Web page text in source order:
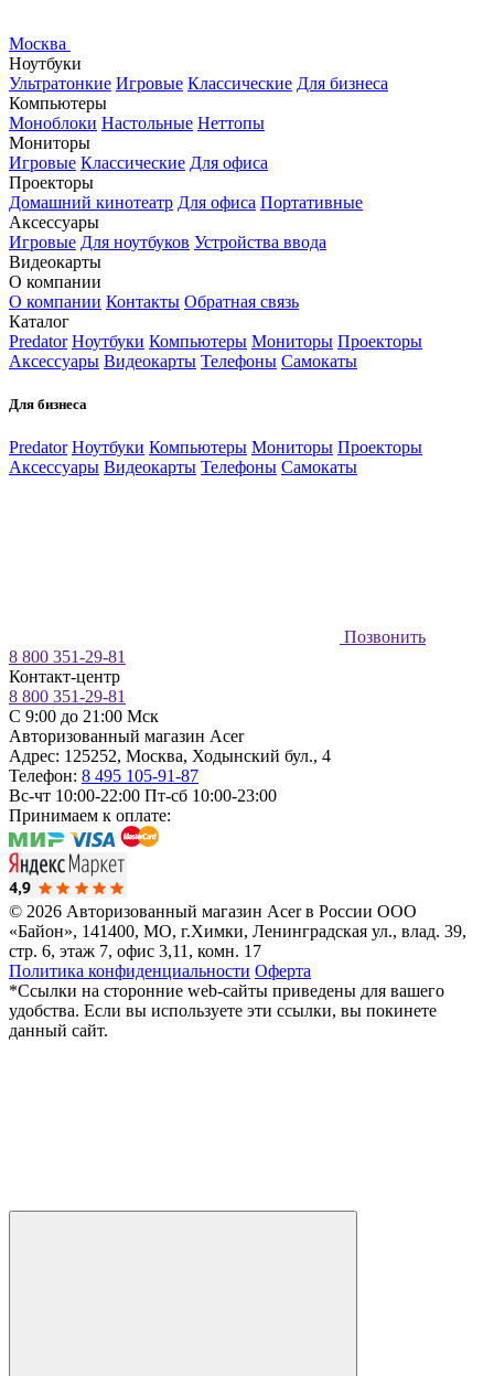
Москва
Ноутбуки
Ультратонкие Игровые Классические Для бизнеса
Компьютеры
Моноблоки Настольные Неттопы
Мониторы
Игровые Классические Для офиса
Проекторы
Домашний кинотеатр Для офиса Портативные
Аксессуары
Игровые Для ноутбуков Устройства ввода
Видеокарты
О компании
О компании Контакты Обратная связь
Каталог
Predator Ноутбуки Компьютеры Мониторы Проекторы
Аксессуары Видеокарты Телефоны Самокаты
Для бизнеса
Predator Ноутбуки Компьютеры Мониторы Проекторы
Аксессуары Видеокарты Телефоны Самокаты
Позвонить
8 800 351-29-81
Контакт-центр
8 800 351-29-81
C 9:00 до 21:00 Мск
Авторизованный магазин Acer
Адрес: 125252, Москва, Ходынский бул., 4
Телефон: 8 495 105-91-87
Вс-чт 10:00-22:00 Пт-сб 10:00-23:00
Принимаем к оплате:
© 2026 Авторизованный магазин Acer в России ООО
«Байон», 141400, МО, г.Химки, Ленинградская ул., влад. 39,
стр. 6, этаж 7, офис 3,11, комн. 17
Политика конфиденциальности Оферта
*Ссылки на сторонние web-сайты приведены для вашего
удобства. Если вы используете эти ссылки, вы покинете
данный сайт.